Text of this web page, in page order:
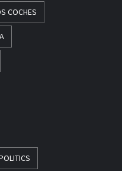
COCHES